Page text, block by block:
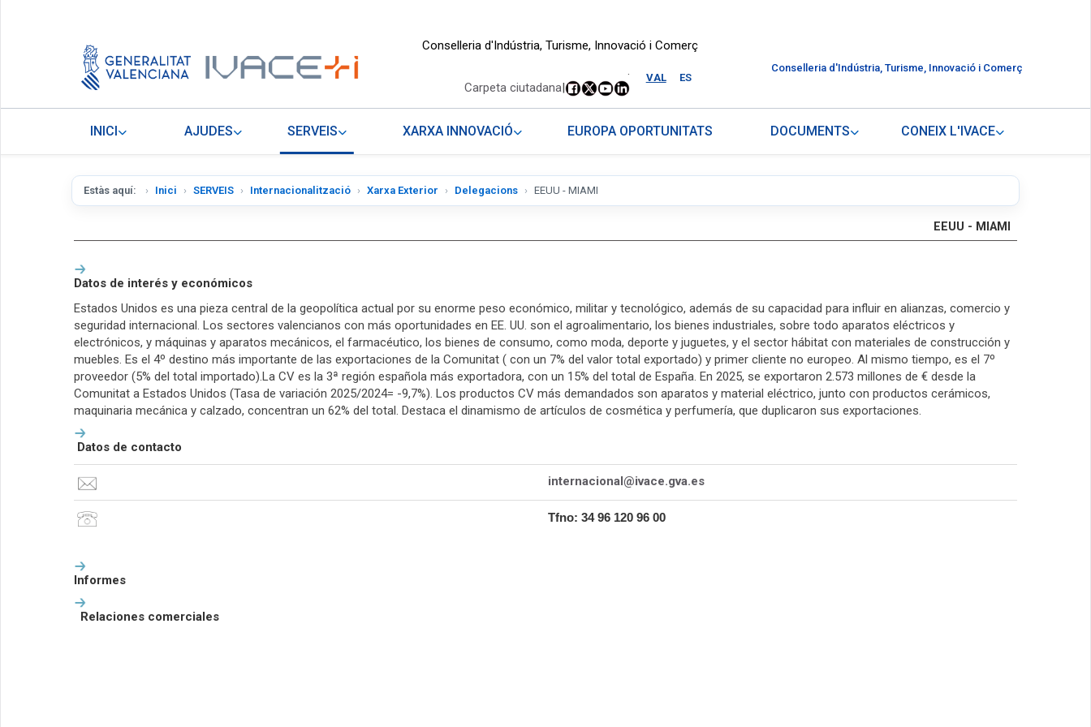
Conselleria d'Indústria, Turisme, Innovació i Comerç
VAL ES
.
Carpeta ciutadana|
Conselleria d'Indústria, Turisme, Innovació i Comerç
INICI AJUDES SERVEIS XARXA INNOVACIÓ EUROPA OPORTUNITATS DOCUMENTS CONEIX L'IVACE
Estàs aquí: Inici SERVEIS Internacionalització Xarxa Exterior Delegacions EEUU - MIAMI
EEUU - MIAMI
Datos de interés y económicos
Estados Unidos es una pieza central de la geopolítica actual por su enorme peso económico, militar y tecnológico, además de su capacidad para influir en alianzas, comercio y
seguridad internacional. Los sectores valencianos con más oportunidades en EE. UU. son el agroalimentario, los bienes industriales, sobre todo aparatos eléctricos y
electrónicos, y máquinas y aparatos mecánicos, el farmacéutico, los bienes de consumo, como moda, deporte y juguetes, y el sector hábitat con materiales de construcción y
muebles. Es el 4º destino más importante de las exportaciones de la Comunitat ( con un 7% del valor total exportado) y primer cliente no europeo. Al mismo tiempo, es el 7º
proveedor (5% del total importado).La CV es la 3ª región española más exportadora, con un 15% del total de España. En 2025, se exportaron 2.573 millones de € desde la
Comunitat a Estados Unidos (Tasa de variación 2025/2024= -9,7%). Los productos CV más demandados son aparatos y material eléctrico, junto con productos cerámicos,
maquinaria mecánica y calzado, concentran un 62% del total. Destaca el dinamismo de artículos de cosmética y perfumería, que duplicaron sus exportaciones.
Datos de contacto
internacional@ivace.gva.es
Tfno: 34 96 120 96 00
Informes
Relaciones comerciales